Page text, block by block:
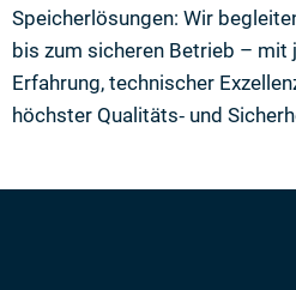
Speicherlösungen: Wir
bis zum sicheren Betrieb – mit
Erfahrung, technischer
höchster Qualitäts‑ und